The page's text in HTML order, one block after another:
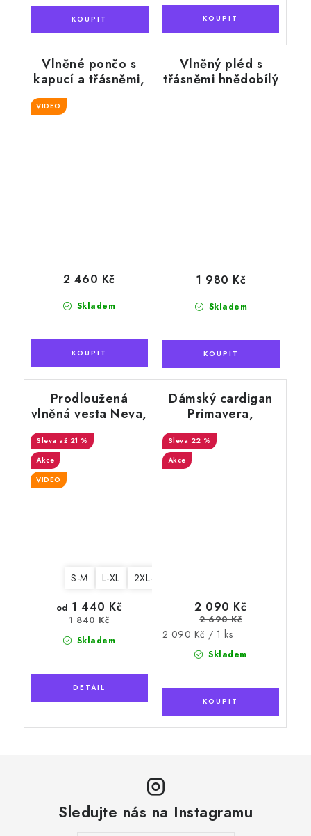
Vlněné pončo s
kapucí a třásněmi,
VIDEO
Skladem
2 460 Kč
Vlněný pléd s
třásněmi hnědobílý
Skladem
1 980 Kč
Prodloužená
vlněná vesta Neva,
béžová
až 21 %
Akce
VIDEO
S-M L-XL 2XL-3XL
Skladem
od 1 440 Kč
1 840 Kč
Dámský cardigan
Primavera,
krémová
22 %
Akce
Skladem
2 090 Kč
2 690 Kč
Měrná
2 090 Kč / 1 ks
Sledujte nás na Instagramu